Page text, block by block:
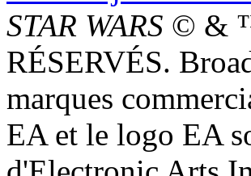
STAR WARS © &
RÉSERVÉS.
marques
EA et le logo EA